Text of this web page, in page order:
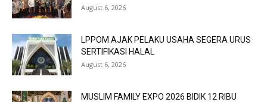
August 6, 2026
LPPOM AJAK PELAKU USAHA SEGERA URUS
SERTIFIKASI HALAL
August 6, 2026
MUSLIM FAMILY EXPO 2026 BIDIK 12 RIBU